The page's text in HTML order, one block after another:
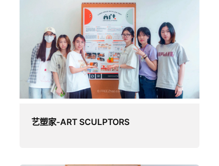
艺塑家-ART SCULPTORS